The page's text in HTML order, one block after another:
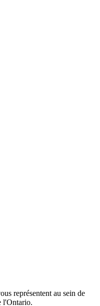
représentent au sein de
l'Ontario.